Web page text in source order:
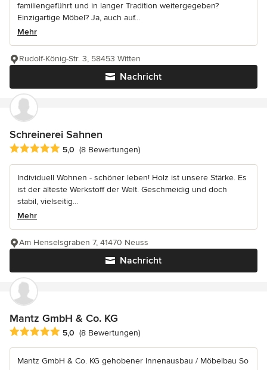
familiengeführt und in langer Tradition weitergegeben?
Einzigartige Möbel? Ja, auch auf...
Mehr
Nachricht
Rudolf-König-Str. 3, 58453 Witten
Schreinerei Sahnen
Durchschnittliche Bewertung: 5 von 5 Sternen
5,0 (8 Bewertungen)
Individuell Wohnen - schöner leben! Holz ist unsere Stärke. Es
ist der älteste Werkstoff der Welt. Geschmeidig und doch
stabil, vielseitig...
Mehr
Nachricht
Am Henselsgraben 7, 41470 Neuss
Mantz GmbH & Co. KG
Durchschnittliche Bewertung: 5 von 5 Sternen
5,0 (8 Bewertungen)
Mantz GmbH & Co. KG gehobener Innenausbau / Möbelbau So